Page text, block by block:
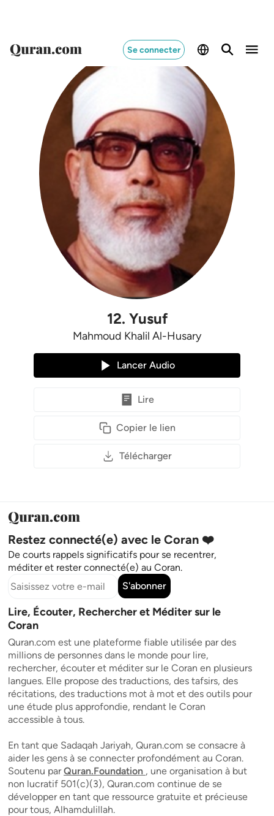
Se connecter
12. Yusuf
Mahmoud Khalil Al-Husary
Lancer Audio
Lire
Copier le lien
Télécharger
Restez connecté(e) avec le Coran ❤️
De courts rappels significatifs pour se recentrer,
méditer et rester connecté(e) au Coran.
S'abonner
Lire, Écouter, Rechercher et Méditer sur le
Coran
Quran.com est une plateforme fiable utilisée par des
millions de personnes dans le monde pour lire,
rechercher, écouter et méditer sur le Coran en plusieurs
langues. Elle propose des traductions, des tafsirs, des
récitations, des traductions mot à mot et des outils pour
une étude plus approfondie, rendant le Coran
accessible à tous.
En tant que Sadaqah Jariyah, Quran.com se consacre à
aider les gens à se connecter profondément au Coran.
Soutenu parQuran.Foundation , une organisation à but
non lucratif 501(c)(3), Quran.com continue de se
développer en tant que ressource gratuite et précieuse
pour tous, Alhamdulillah.